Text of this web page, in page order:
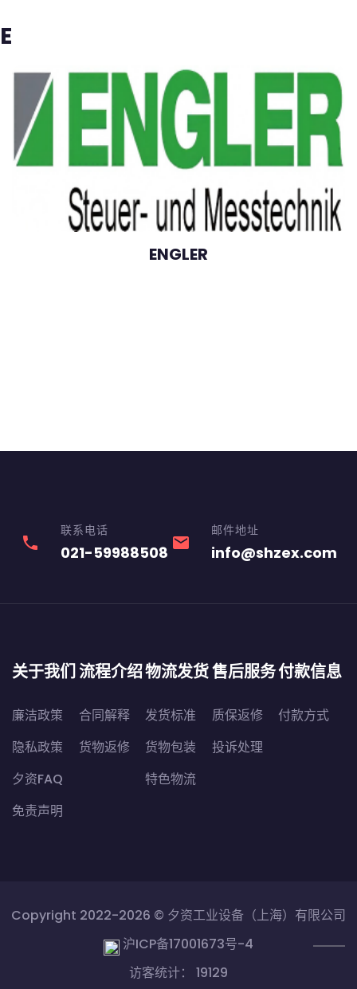
E
ENGLER
phone
联系电话
021-59988508 email
邮件地址
info@shzex.com
关于我们
廉洁政策
隐私政策
夕资FAQ
免责声明
流程介绍
合同解释
货物返修
物流发货
发货标准
货物包装
特色物流
售后服务
质保返修
投诉处理
付款信息
付款方式
Copyright 2022-2026 © 夕资工业设备（上海）有限公司
沪ICP备17001673号-4
访客统计： 19129